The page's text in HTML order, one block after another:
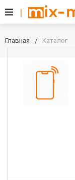
Главная Каталог